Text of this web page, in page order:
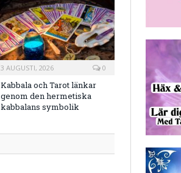
3 AUGUSTI, 2026 0
Kabbala och Tarot länkar
genom den hermetiska
kabbalans symbolik